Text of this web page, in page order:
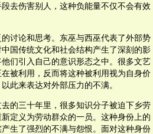
去伤害别人，这种负能量不仅不会有效
讨论和思考。东巫与西巫代表了外部势
国传统文化和社会结构产生了深刻的影
们引入自己的意识形态之中。很多文艺
被利用，反而将这种被利用视为自身价
此来表达对外部压力的不满。
的三十年里，很多知识分子被迫下乡劳
定义为劳动群众的一员。这种身份上的
生了强烈的不满与怨恨。面对这种身份